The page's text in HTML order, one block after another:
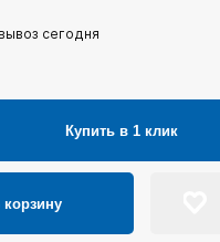
сегодня
Купить в 1 клик
корзину